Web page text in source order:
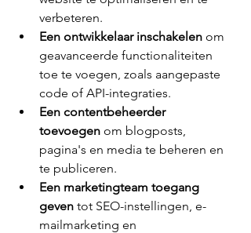
verbeteren.
Een ontwikkelaar inschakelen om
geavanceerde functionaliteiten
toe te voegen, zoals aangepaste
code of API-integraties.
Een contentbeheerder
toevoegen om blogposts,
pagina's en media te beheren en
te publiceren.
Een marketingteam toegang
geven tot SEO-instellingen, e-
mailmarketing en